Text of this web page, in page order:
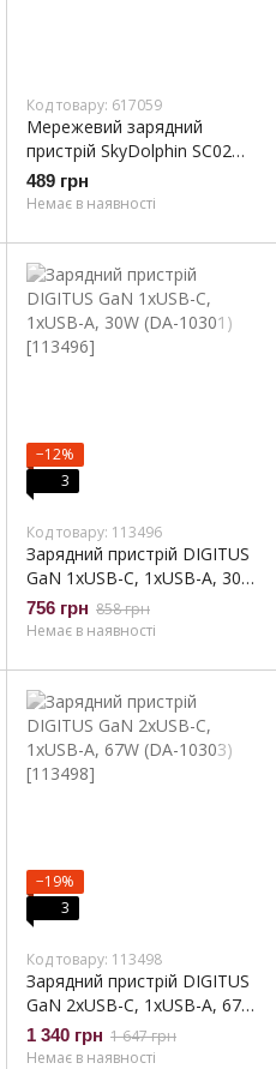
Код товару: 617059
Мережевий зарядний
пристрій SkyDolphin SC02
(2USBx2.4A) White (MZP-
000185)
489 грн
Немає в наявності
−12%
3
Код товару: 113496
Зарядний пристрій DIGITUS
GaN 1хUSB-C, 1хUSB-A, 30W
(DA-10301)
756 грн 858 грн
Немає в наявності
−19%
3
Код товару: 113498
Зарядний пристрій DIGITUS
GaN 2хUSB-C, 1хUSB-A, 67W
(DA-10303)
1 340 грн 1 647 грн
Немає в наявності